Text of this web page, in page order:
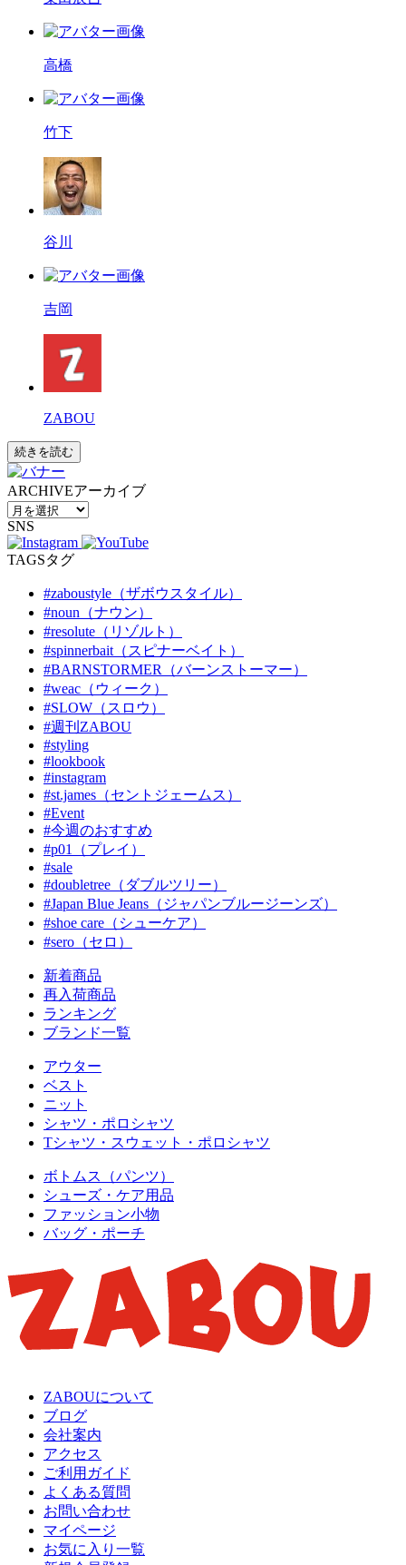
高橋
竹下
谷川
吉岡
ZABOU
続きを読む
ARCHIVEアーカイブ
SNS
TAGSタグ
#zaboustyle（ザボウスタイル）
#noun（ナウン）
#resolute（リゾルト）
#spinnerbait（スピナーベイト）
#BARNSTORMER（バーンストーマー）
#weac（ウィーク）
#SLOW（スロウ）
#週刊ZABOU
#styling
#lookbook
#instagram
#st.james（セントジェームス）
#Event
#今週のおすすめ
#p01（プレイ）
#sale
#doubletree（ダブルツリー）
#Japan Blue Jeans（ジャパンブルージーンズ）
#shoe care（シューケア）
#sero（セロ）
新着商品
再入荷商品
ランキング
ブランド一覧
アウター
ベスト
ニット
シャツ・ポロシャツ
Tシャツ・スウェット・ポロシャツ
ボトムス（パンツ）
シューズ・ケア用品
ファッション小物
バッグ・ポーチ
ZABOUについて
ブログ
会社案内
アクセス
ご利用ガイド
よくある質問
お問い合わせ
マイページ
お気に入り一覧